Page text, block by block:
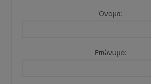
Όνομα:
Επώνυμο: